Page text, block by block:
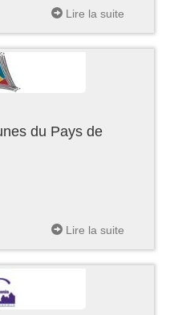
Lire la suite
du Pays de
Lire la suite